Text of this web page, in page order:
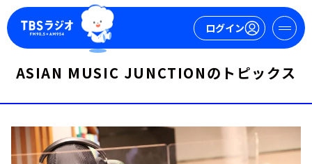
ログイン
ASIAN MUSIC JUNCTIONのトピックス